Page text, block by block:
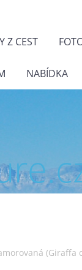
Z CEST
NABÍDKA
(Giraffa